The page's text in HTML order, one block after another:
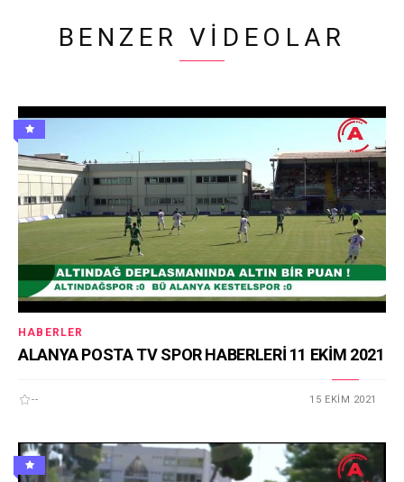
BENZER VIDEOLAR
HABERLER
ALANYA POSTA TV SPOR HABERLERİ 11 EKİM 2021
-- 15 EKIM 2021